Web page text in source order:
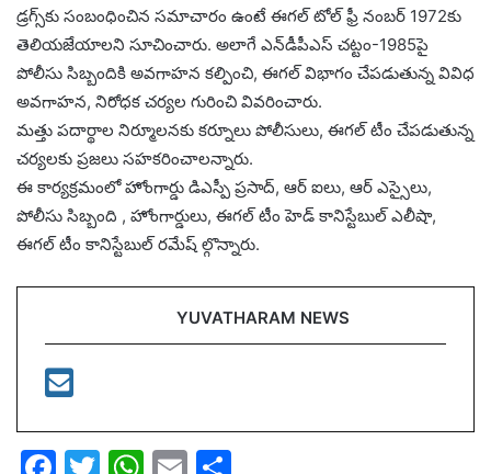
డ్రగ్స్‌కు సంబంధించిన సమాచారం ఉంటే ఈగల్ టోల్ ఫ్రీ నంబర్ 1972కు
తెలియజేయాలని సూచించారు. అలాగే ఎన్‌డీపీఎస్ చట్టం-1985పై
పోలీసు సిబ్బందికి అవగాహన కల్పించి, ఈగల్ విభాగం చేపడుతున్న వివిధ
అవగాహన, నిరోధక చర్యల గురించి వివరించారు.
మత్తు పదార్థాల నిర్మూలనకు కర్నూలు పోలీసులు, ఈగల్ టీం చేపడుతున్న
చర్యలకు ప్రజలు సహకరించాలన్నారు.
ఈ కార్యక్రమంలో హోంగార్డు డిఎస్పీ ప్రసాద్, ఆర్ ఐలు, ఆర్ ఎస్సైలు,
పోలీసు సిబ్బంది , హోంగార్డులు, ఈగల్ టీం హెడ్ కానిస్టేబుల్ ఎలీషా,
ఈగల్ టీం కానిస్టేబుల్ రమేష్ ల్గొన్నారు.
YUVATHARAM NEWS